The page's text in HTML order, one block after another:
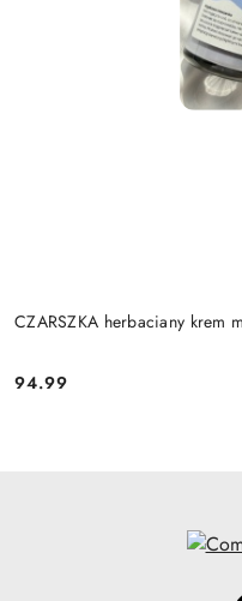
CZARSZKA herbaciany krem
Cena:
94.99